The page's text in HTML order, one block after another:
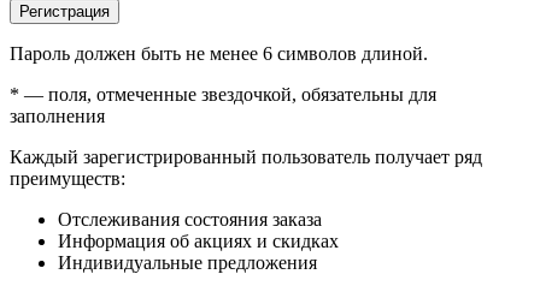
Регистрация
Пароль должен быть не менее 6 символов длиной.
* — поля, отмеченные звездочкой, обязательны для
заполнения
Каждый зарегистрированный пользователь получает ряд
преимуществ:
Отслеживания состояния заказа
Информация об акциях и скидках
Индивидуальные предложения